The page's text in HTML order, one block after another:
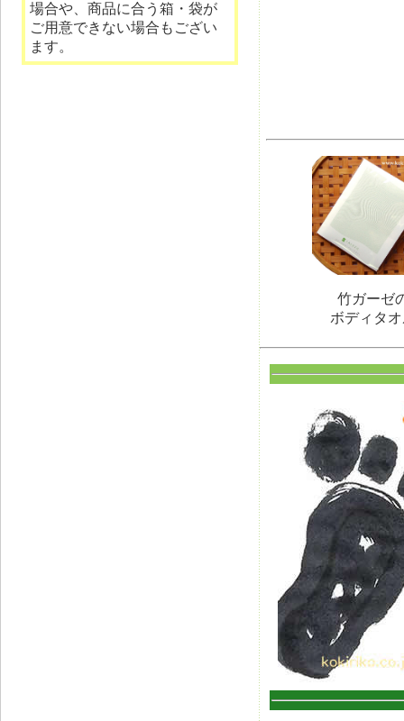
場合や、商品に合う箱・袋が
ご用意できない場合もござい
ます。
竹ガーゼ
ボディタ